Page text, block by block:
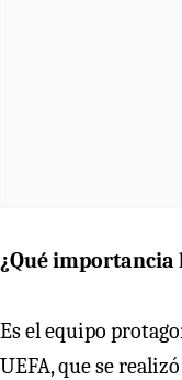
¿Qué importancia
Es el equipo
UEFA, que se